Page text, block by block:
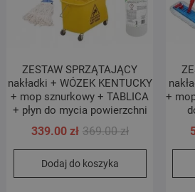
ZESTAW SPRZĄTAJĄCY
nakładki + WÓZEK KENTUCKY
+ mop sznurkowy + TABLICA
+ płyn do mycia powierzchni
369.00złPierwotna
cena
369.00 zł.
339.00 zł
Aktualna
cena
339.00 zł.
Dodaj do koszyka
+